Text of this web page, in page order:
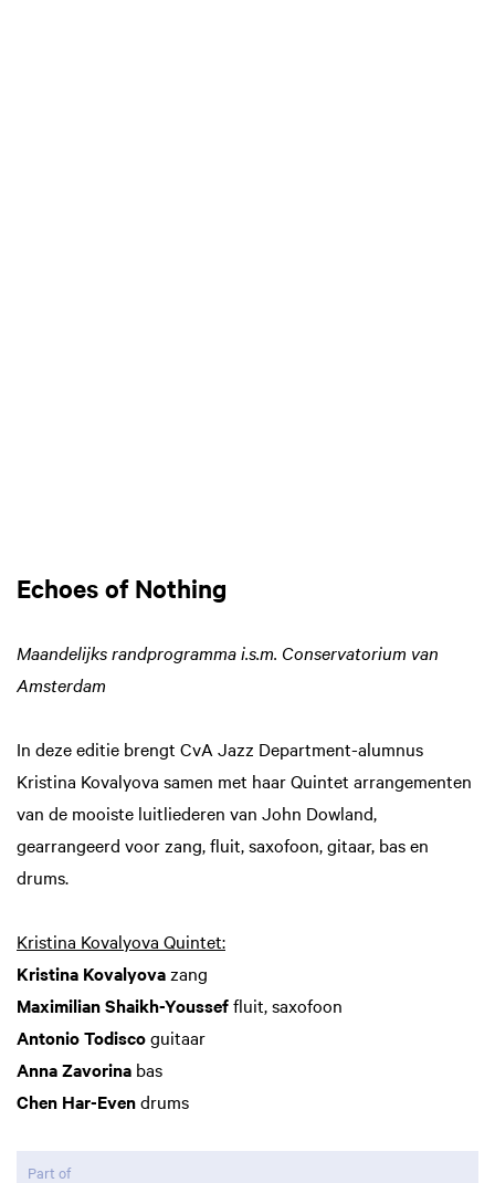
Echoes of Nothing
Maandelijks randprogramma i.s.m. Conservatorium van
Amsterdam
In deze editie brengt CvA Jazz Department-alumnus
Kristina Kovalyova samen met haar Quintet arrangementen
van de mooiste luitliederen van John Dowland,
gearrangeerd voor zang, fluit, saxofoon, gitaar, bas en
drums.
Kristina Kovalyova Quintet:
Kristina Kovalyovazang
Maximilian Shaikh-Yousseffluit, saxofoon
AntonioTodiscoguitaar
Anna Zavorina bas
Chen Har-Evendrums
Part of